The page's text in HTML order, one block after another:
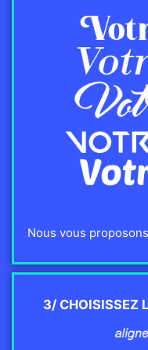
Nous vous
3/ CHOISISSEZ